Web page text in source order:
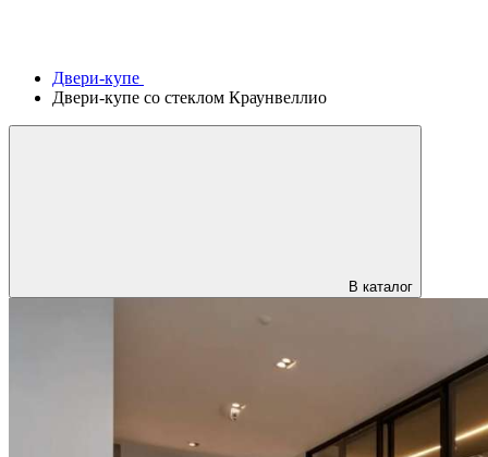
Двери-купе
Двери-купе со стеклом Краунвеллио
В каталог